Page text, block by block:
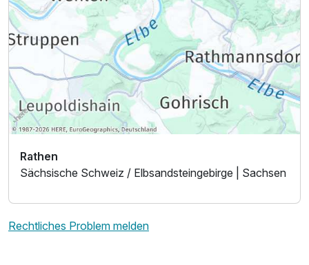
Rathen
Sächsische Schweiz / Elbsandsteingebirge | Sachsen
Rechtliches Problem melden